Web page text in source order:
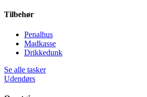
Tilbehør
Penalhus
Madkasse
Drikkedunk
Se alle tasker
Udendørs